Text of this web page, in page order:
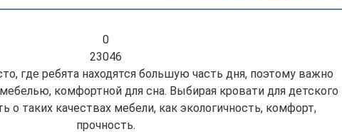
0
23046
где ребята находятся большую часть дня, поэтому важно
комфортной для сна. Выбирая кровати для детского
о таких качествах мебели, как экологичность, комфорт,
прочность.